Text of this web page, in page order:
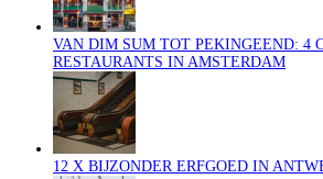
VAN DIM SUM TOT PEKINGEEND: 4
RESTAURANTS IN AMSTERDAM
12 X BIJZONDER ERFGOED IN